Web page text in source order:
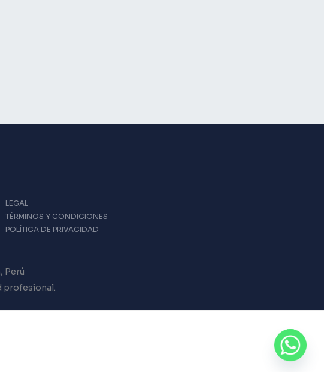
LEGAL
TÉRMINOS Y CONDICIONES
POLÍTICA DE PRIVACIDAD
Perú
profesional.